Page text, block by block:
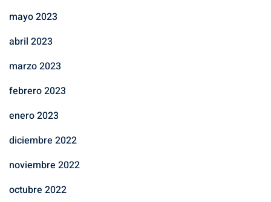
mayo 2023
abril 2023
marzo 2023
febrero 2023
enero 2023
diciembre 2022
noviembre 2022
octubre 2022